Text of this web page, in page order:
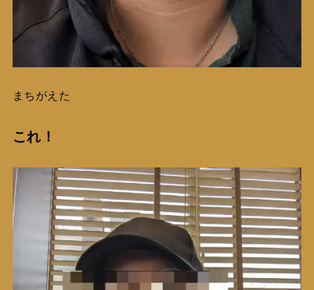
まちがえた
これ！